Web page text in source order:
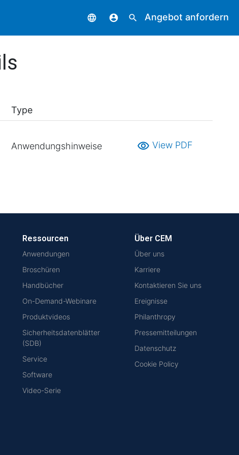
language account_circle search Angebot anfordern
Type
Anwendungshinweise visibility View PDF
Ressourcen
Anwendungen
Broschüren
Handbücher
On-Demand-Webinare
Produktvideos
Sicherheitsdatenblätter
(SDB)
Service
Software
Video-Serie
Über CEM
Über uns
Karriere
Kontaktieren Sie uns
Ereignisse
Philanthropy
Pressemitteilungen
Datenschutz
Cookie Policy